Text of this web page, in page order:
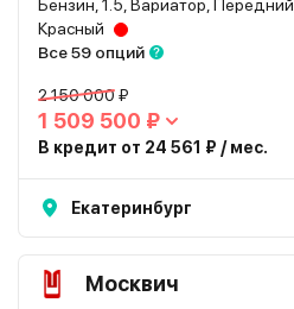
Бензин, 1.5, Вариатор, Передний,
Красный
Все 59 опций
2 150 000 ₽
1 509 500 ₽
В кредит от 24 561 ₽ / мес.
Екатеринбург
Москвич